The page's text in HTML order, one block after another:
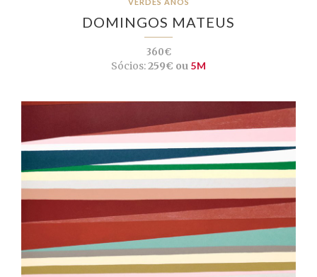
DOMINGOS MATEUS
360€
Sócios:259€ ou 5M